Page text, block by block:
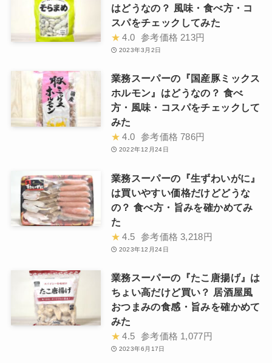
はどうなの？ 風味・食べ方・コ
スパをチェックしてみた
★ 4.0 参考価格 213円
2023年3月2日
業務スーパーの『国産豚ミックス
ホルモン』はどうなの？ 食べ
方・風味・コスパをチェックして
みた
★ 4.0 参考価格 786円
2022年12月24日
業務スーパーの『生ずわいがに』
は買いやすい価格だけどどうな
の？ 食べ方・旨みを確かめてみ
た
★ 4.5 参考価格 3,218円
2023年12月24日
業務スーパーの『たこ唐揚げ』は
ちょい高だけど買い？ 居酒屋風
おつまみの食感・旨みを確かめて
みた
★ 4.5 参考価格 1,077円
2023年6月17日